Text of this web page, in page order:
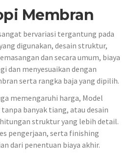
Membran
bervariasi tergantung pada
digunakan, desain struktur,
dan secara umum, biaya
dan menyesuaikan dengan
serta rangka baja yang dipilih.
memengaruhi harga, Model
banyak tiang, atau desain
struktur yang lebih detail.
pengerjaan, serta finishing
dari penentuan biaya akhir.